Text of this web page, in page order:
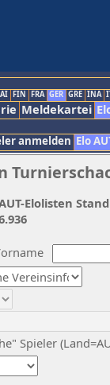
FIN FRA GER GRE INA
Meldekartei
anmelden Elo
Spieler
Elolisten